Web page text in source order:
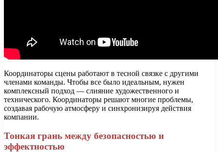
Координаторы сцены работают в тесной связке с другими
членами команды. Чтобы все было идеальным, нужен
комплексный подход — слияние художественного и
технического. Координаторы решают многие проблемы,
создавая рабочую атмосферу и синхронизируя действия
компании.
Тонкая грань между безопасностью и
эффектностью